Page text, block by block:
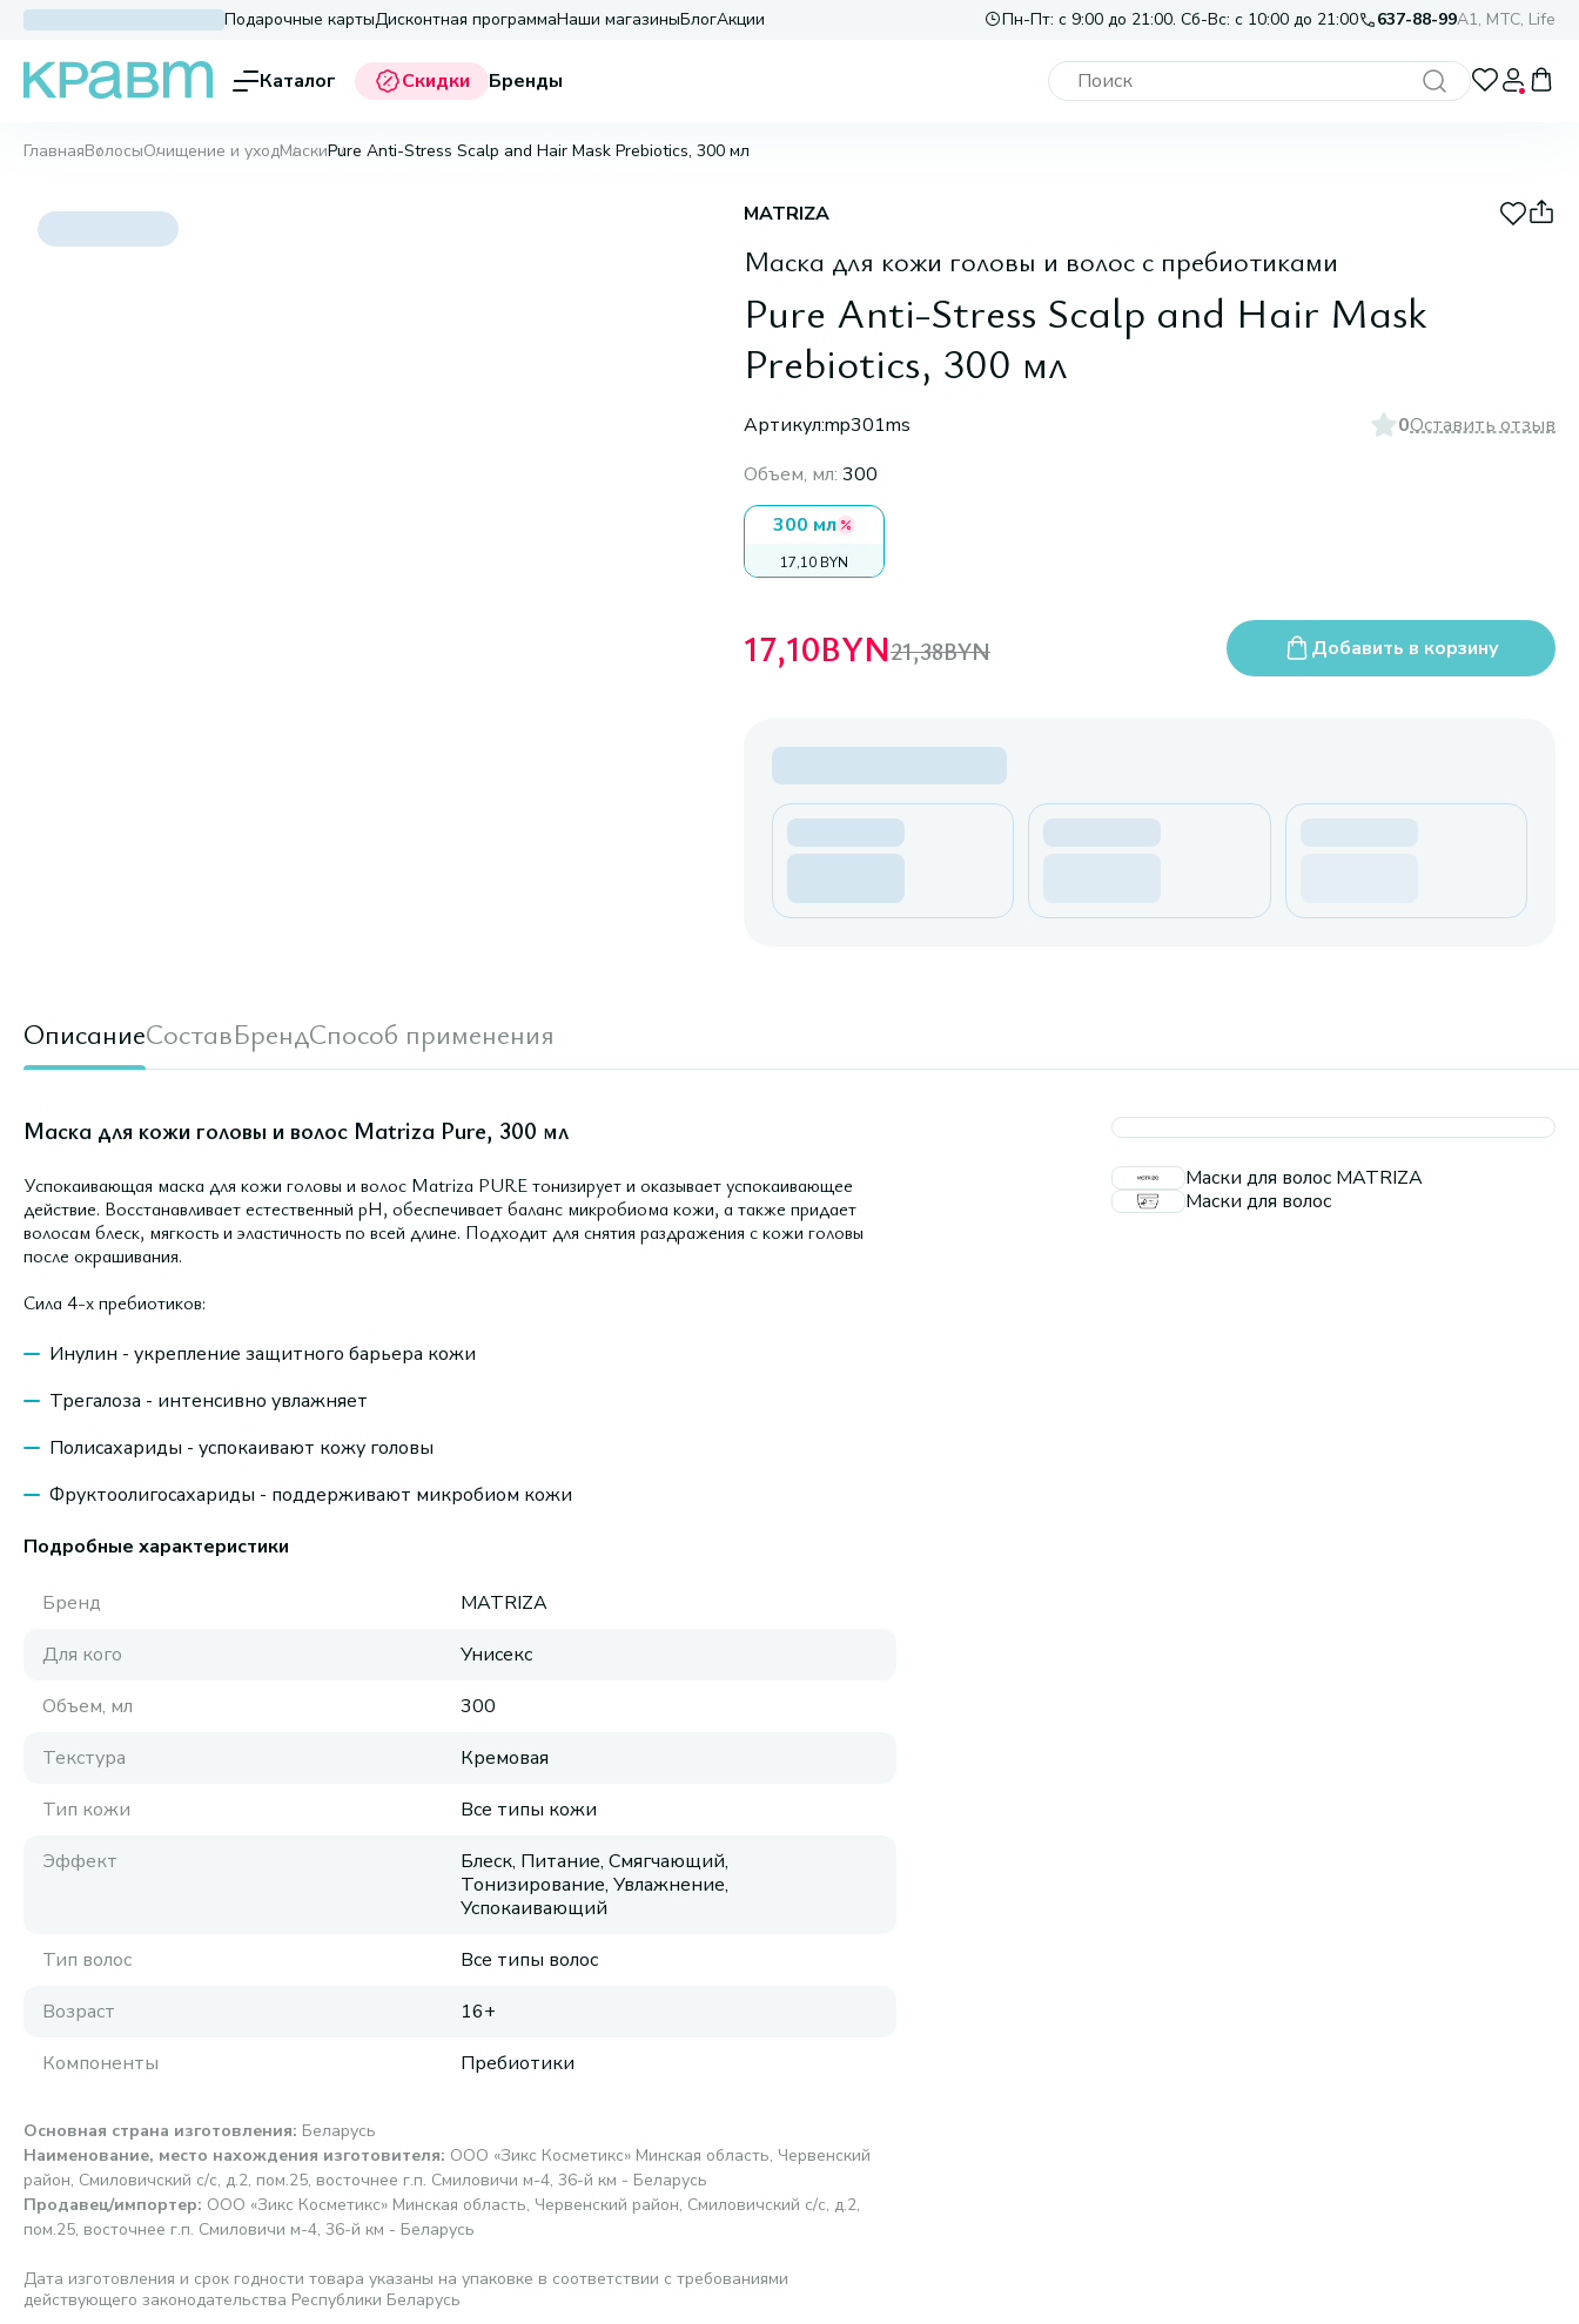
Подарочные картыДисконтная программаНаши магазиныБлогАкции Пн-Пт: с 9:00 до 21:00. Сб-Вс: с 10:00 до 21:00 637-88-99A1, МТС, Life
Каталог Скидки Бренды
ГлавнаяВолосыОчищение и уходМаскиPure Anti-Stress Scalp and Hair Mask Prebiotics, 300 мл
MATRIZA
Маска для кожи головы и волос с пребиотиками
Pure Anti-Stress Scalp and Hair Mask
Prebiotics, 300 мл
Артикул:mp301ms 0Оставить отзыв
Объем, мл: 300
300 мл
17,10 BYN
17,10BYN21,38BYN Добавить в корзину
ОписаниеСоставБрендСпособ применения
Маска для кожи головы и волос Matriza Pure, 300 мл
Успокаивающая маска для кожи головы и волос Matriza PURE тонизирует и оказывает успокаивающее
действие. Восстанавливает естественный pH, обеспечивает баланс микробиома кожи, а также придает
волосам блеск, мягкость и эластичность по всей длине. Подходит для снятия раздражения с кожи головы
после окрашивания.
Сила 4-х пребиотиков:
Инулин - укрепление защитного барьера кожи
Трегалоза - интенсивно увлажняет
Полисахариды - успокаивают кожу головы
Фруктоолигосахариды - поддерживают микробиом кожи
Подробные характеристики
Бренд
MATRIZA
Для кого
Унисекс
Объем, мл
300
Текстура
Кремовая
Тип кожи
Все типы кожи
Эффект
Блеск, Питание, Смягчающий,
Тонизирование, Увлажнение,
Успокаивающий
Тип волос
Все типы волос
Возраст
16+
Компоненты
Пребиотики
Основная страна изготовления: Беларусь
Наименование, место нахождения изготовителя: ООО «Зикс Косметикс» Минская область, Червенский
район, Смиловичский с/с, д.2, пом.25, восточнее г.п. Смиловичи м-4, 36-й км - Беларусь
Продавец/импортер: ООО «Зикс Косметикс» Минская область, Червенский район, Смиловичский с/с, д.2,
пом.25, восточнее г.п. Смиловичи м-4, 36-й км - Беларусь
Дата изготовления и срок годности товара указаны на упаковке в соответствии с требованиями
действующего законодательства Республики Беларусь
Маски для волос MATRIZA
Маски для волос